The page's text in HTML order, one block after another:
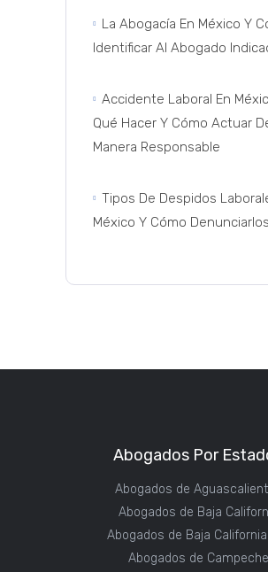
La Abogacía En México Y
Identificar Al Abogado
Accidente Laboral En
Qué Hacer Y Cómo Actuar
Manera Responsable
Tipos De Despidos
México Y Cómo Denunciarlos
Abogados Por
Abogados de
Abogados de Baja
Abogados de Baja
Abogados de Campeche